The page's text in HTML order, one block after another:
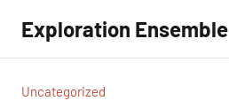
contenu
Exploration Ensemble
Uncategorized